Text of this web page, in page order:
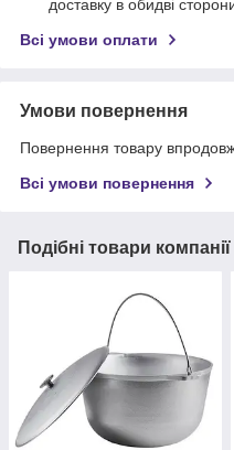
доставку в обидві
Всі умови оплати
Умови повернення
Повернення товару
Всі умови повернення
Подібні товари компанії